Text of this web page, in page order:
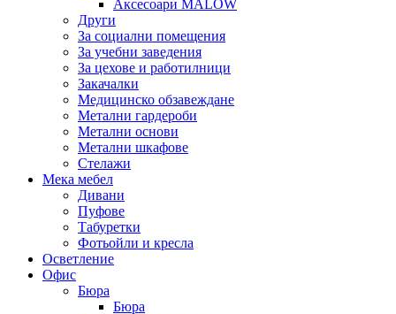
Аксесоари MALOW
Други
За социални помещения
За учебни заведения
За цехове и работилници
Закачалки
Медицинско обзавеждане
Метални гардероби
Метални основи
Метални шкафове
Стелажи
Мека мебел
Дивани
Пуфове
Табуретки
Фотьойли и кресла
Осветление
Офис
Бюра
Бюра